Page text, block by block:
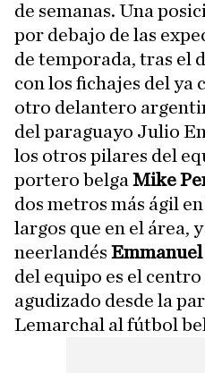
de semanas. Una
por debajo de las
de temporada, tras el
con los fichajes del ya
otro delantero
del paraguayo Julio
los otros pilares del
portero belga Mike
dos metros más ágil
largos que en el área,
neerlandés
del equipo es el centro
agudizado desde la
Lemarchal al fútbol